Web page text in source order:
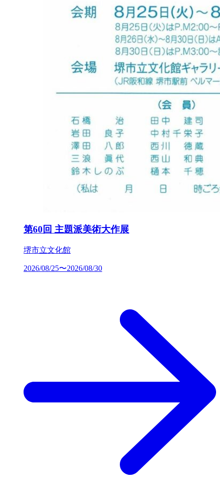
第60回 主題派美術大作展
堺市立文化館
2026/08/25〜2026/08/30